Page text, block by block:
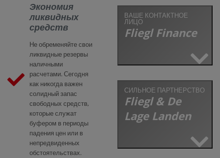
Экономия
ликвидных
средств
Не обременяйте свои
ликвидные резервы
наличными
расчетами. Сегодня
как никогда важен
солидный запас
свободных средств,
которые служат
буфером в периоды
падения цен или в
непредвиденных
обстоятельствах.
ВАШЕ КОНТАКТНОЕ
ЛИЦО
Fliegl Finance
СИЛЬНОЕ ПАРТНЕРСТВО
Fliegl & De
Lage Landen